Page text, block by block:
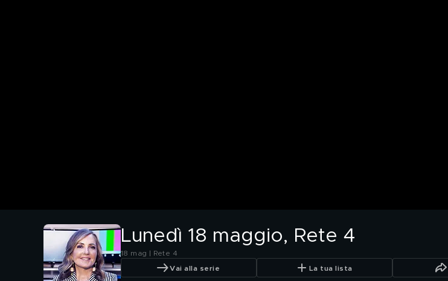
Lunedì 18 maggio, Rete 4
18 mag | Rete 4
Vai alla serie La tua lista